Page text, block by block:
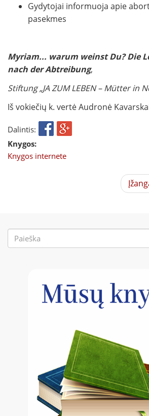
Gydytojai informuoja apie
pasekmes
Myriam... warum weinst Du? Die
nach der Abtreibung,
Stiftung „JA ZUM LEBEN – Mütter in
Iš vokiečių k. vertė Audronė
Dalintis:
Knygos:
Knygos internete
Paieškos